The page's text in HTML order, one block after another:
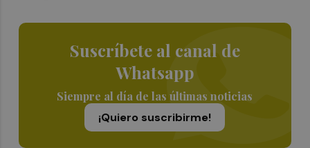
Suscríbete al canal de
Whatsapp
Siempre al día de las últimas noticias
¡Quiero suscribirme!